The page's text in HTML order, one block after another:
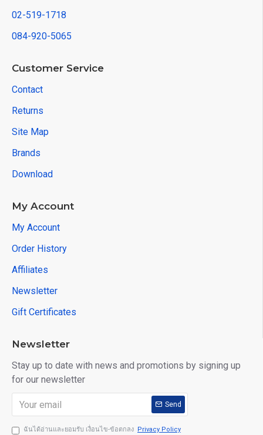
02-519-1718
084-920-5065
Customer Service
Contact
Returns
Site Map
Brands
Download
My Account
My Account
Order History
Affiliates
Newsletter
Gift Certificates
Newsletter
Stay up to date with news and promotions by signing up
for our newsletter
Send
ฉันได้อ่านและยอมรับ เงื่อนไข-ข้อตกลง Privacy Policy